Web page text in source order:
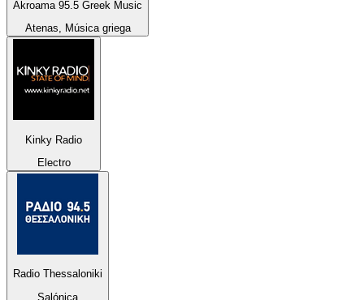
Akroama 95.5 Greek Music
Atenas, Música griega
Kinky Radio
Electro
Radio Thessaloniki
Salónica